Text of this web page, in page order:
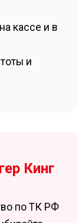
кассе и в
и
Кинг
по ТК РФ